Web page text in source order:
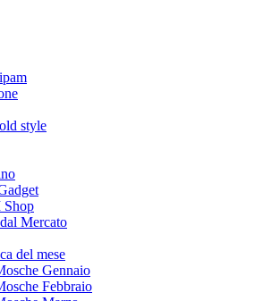
style
Shop
Mercato
del mese
Gennaio
Febbraio